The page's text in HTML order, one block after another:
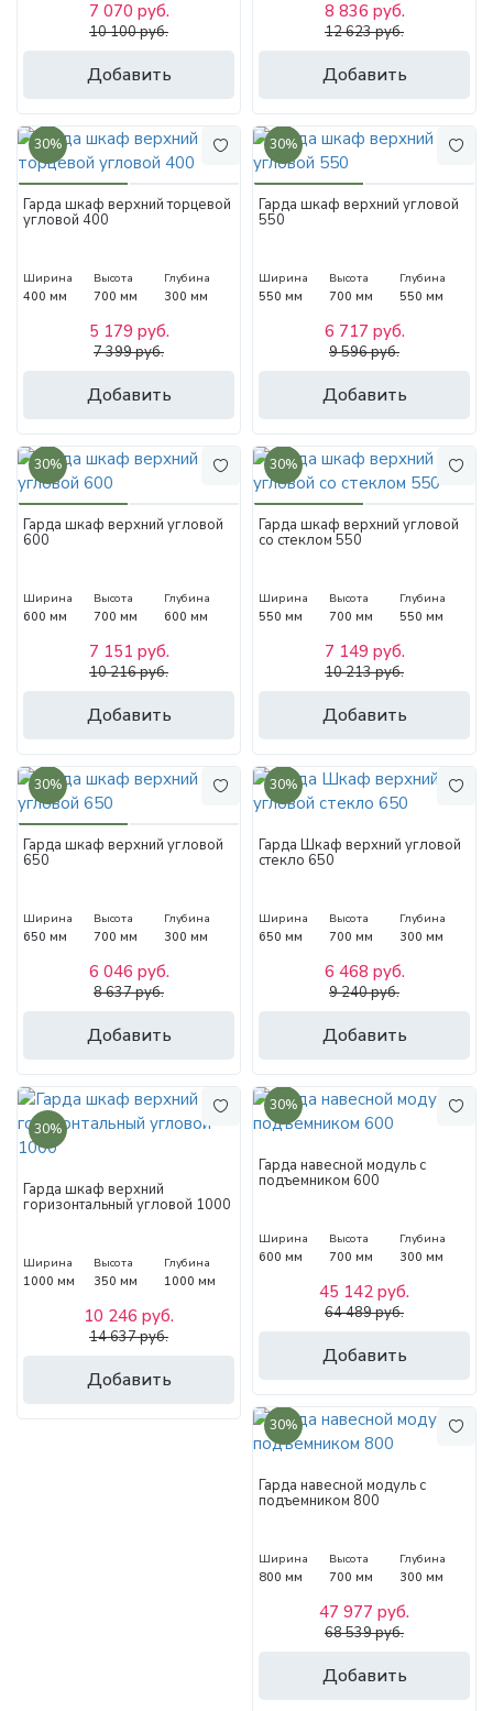
Добавить
7 070 руб.
10 100 руб.
Добавить
8 836 руб.
12 623 руб.
30%
Гарда шкаф верхний торцевой
угловой 400
Ширина
400 мм
Высота
700 мм
Глубина
300 мм
Добавить
5 179 руб.
7 399 руб.
30%
Гарда шкаф верхний угловой
550
Ширина
550 мм
Высота
700 мм
Глубина
550 мм
Добавить
6 717 руб.
9 596 руб.
30%
Гарда шкаф верхний угловой
600
Ширина
600 мм
Высота
700 мм
Глубина
600 мм
Добавить
7 151 руб.
10 216 руб.
30%
Гарда шкаф верхний угловой
со стеклом 550
Ширина
550 мм
Высота
700 мм
Глубина
550 мм
Добавить
7 149 руб.
10 213 руб.
30%
Гарда шкаф верхний угловой
650
Ширина
650 мм
Высота
700 мм
Глубина
300 мм
Добавить
6 046 руб.
8 637 руб.
30%
Гарда Шкаф верхний угловой
стекло 650
Ширина
650 мм
Высота
700 мм
Глубина
300 мм
Добавить
6 468 руб.
9 240 руб.
30%
Гарда шкаф верхний
горизонтальный угловой 1000
Ширина
1000 мм
Высота
350 мм
Глубина
1000 мм
Добавить
10 246 руб.
14 637 руб.
30%
Гарда навесной модуль с
подъемником 600
Ширина
600 мм
Высота
700 мм
Глубина
300 мм
Добавить
45 142 руб.
64 489 руб.
30%
Гарда навесной модуль с
подъемником 800
Ширина
800 мм
Высота
700 мм
Глубина
300 мм
Добавить
47 977 руб.
68 539 руб.